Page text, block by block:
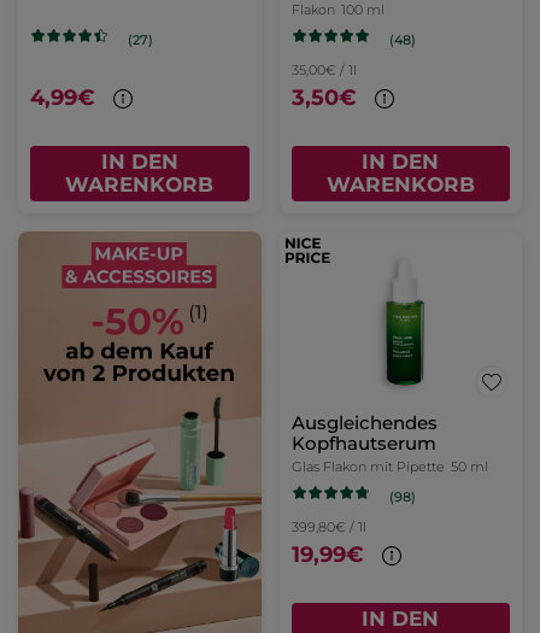
(27)
4,99€
IN DEN
WARENKORB
Flakon 100 ml
(48)
35,00€ / 1l
3,50€
IN DEN
WARENKORB
Ausgleichendes
Kopfhautserum
Glas Flakon mit Pipette 50 ml
(98)
399,80€ / 1l
19,99€
IN DEN